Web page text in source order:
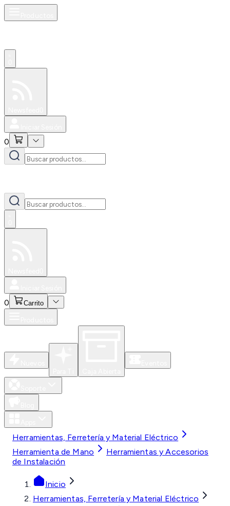
0
0 Carrito
Herramientas, Ferretería y Material Eléctrico
Herramienta de Mano
Herramientas y Accesorios
de Instalación
Inicio
Herramientas, Ferretería y Material Eléctrico